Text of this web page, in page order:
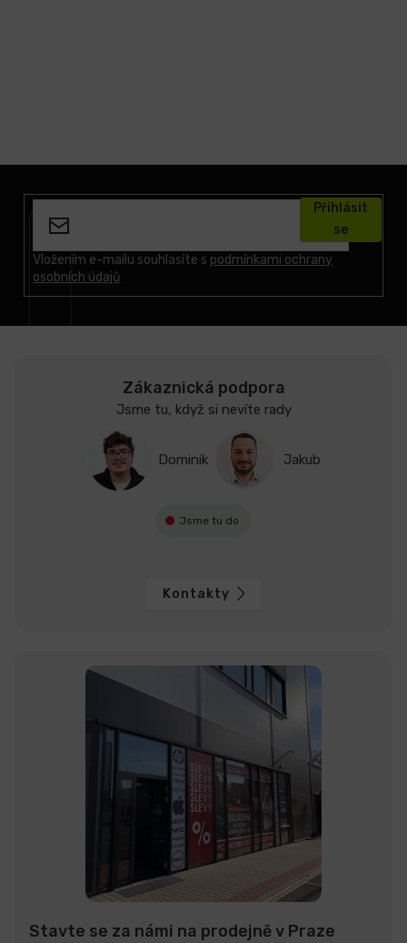
Vložením e-mailu souhlasíte s podmínkami ochrany
osobních údajů
Přihlásit
se
Zákaznická podpora
Jsme tu, když si nevíte rady
Dominik Jakub
Jsme tu do
Kontakty
Stavte se za námi na prodejně v Praze